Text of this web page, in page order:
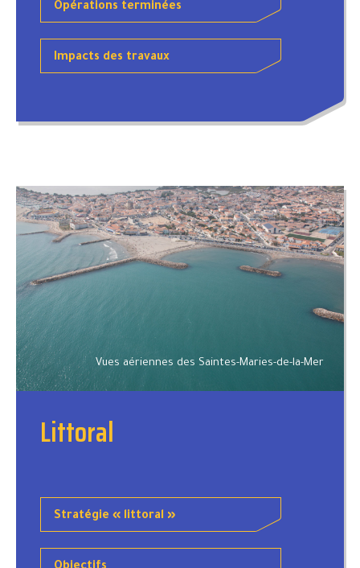
Opérations terminées
Impacts des travaux
Vues aériennes des Saintes-Maries-de-la-Mer
Littoral
Stratégie « littoral »